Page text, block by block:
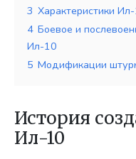
3 Характеристики
4 Боевое и
Ил-10
5 Модификации
История
Ил-10